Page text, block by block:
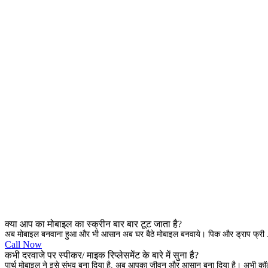
क्या आप का मोबाइल का स्क्रीन बार बार टूट जाता है?
अब मोबाइल बनवाना हुआ और भी आसान अब घर बैठे मोबाइल बनवाये। पिक और ड्राप फ्री
Call Now
कभी दरवाजे पर स्पीकर/ माइक रिप्लेसमेंट के बारे में सुना है?
पार्थ मोबाइल ने इसे संभव बना दिया है, अब आपका जीवन और आसान बना दिया है। अभी